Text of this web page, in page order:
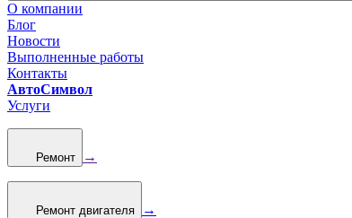
О компании
Блог
Новости
Выполненные работы
Контакты
АвтоСимвол
Услуги
Ремонт →
Ремонт двигателя →